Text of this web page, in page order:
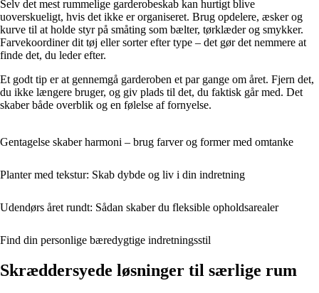
Selv det mest rummelige garderobeskab kan hurtigt blive
uoverskueligt, hvis det ikke er organiseret. Brug opdelere, æsker og
kurve til at holde styr på småting som bælter, tørklæder og smykker.
Farvekoordiner dit tøj eller sorter efter type – det gør det nemmere at
finde det, du leder efter.
Et godt tip er at gennemgå garderoben et par gange om året. Fjern det,
du ikke længere bruger, og giv plads til det, du faktisk går med. Det
skaber både overblik og en følelse af fornyelse.
Gentagelse skaber harmoni – brug farver og former med omtanke
Planter med tekstur: Skab dybde og liv i din indretning
Udendørs året rundt: Sådan skaber du fleksible opholdsarealer
Find din personlige bæredygtige indretningsstil
Skræddersyede løsninger til særlige rum